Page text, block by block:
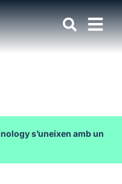
s’uneixen amb un